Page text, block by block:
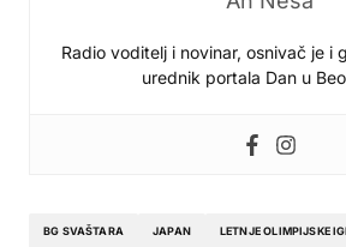
Radio voditelj i novinar, osnivač je i
urednik portala Dan u
BG SVAŠTARA JAPAN LETNJE OLIMPIJSKE